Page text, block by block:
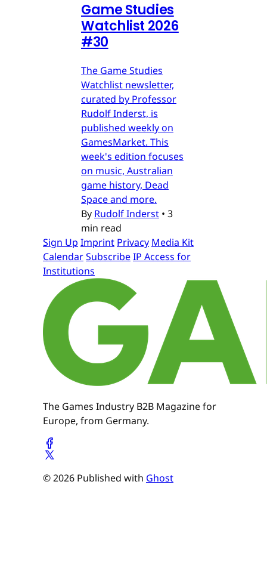
Game Studies
Watchlist 2026
#30
The Game Studies
Watchlist newsletter,
curated by Professor
Rudolf Inderst, is
published weekly on
GamesMarket. This
week's edition focuses
on music, Australian
game history, Dead
Space and more.
By Rudolf Inderst • 3
min read
Sign Up Imprint Privacy Media Kit
CalendarSubscribeIP Access for
Institutions
The Games Industry B2B Magazine for
Europe, from Germany.
© 2026 Published with Ghost